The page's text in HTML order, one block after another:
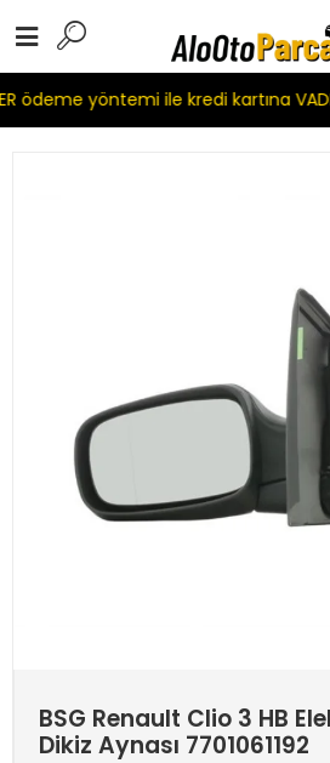
ödeme yöntemi ile kredi kartına
BSG Renault Clio 3 HB
Dikiz Aynası 7701061192